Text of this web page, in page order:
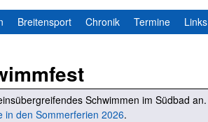
Breitensport Chronik Termine Links
Schwimmen im Südbad an.
in den Sommerferien 2026.